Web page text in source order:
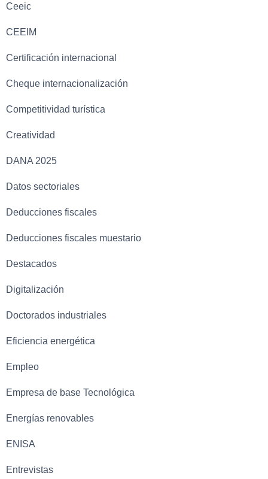
Ceeic
CEEIM
Certificación internacional
Cheque internacionalización
Competitividad turística
Creatividad
DANA 2025
Datos sectoriales
Deducciones fiscales
Deducciones fiscales muestario
Destacados
Digitalización
Doctorados industriales
Eficiencia energética
Empleo
Empresa de base Tecnológica
Energías renovables
ENISA
Entrevistas